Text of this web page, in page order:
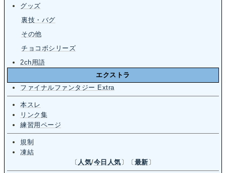
グッズ
裏技・バグ
その他
チョコボシリーズ
2ch用語
エクストラ
ファイナルファンタジー Extra
本スレ
リンク集
練習用ページ
規制
凍結
〔 人気/今日人気 〕〔 最新 〕